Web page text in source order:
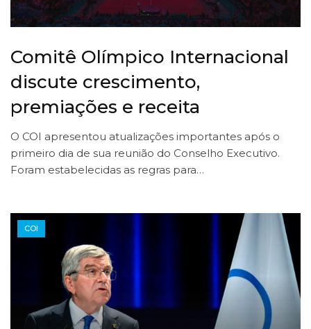
Comitê Olímpico Internacional
discute crescimento,
premiações e receita
O COI apresentou atualizações importantes após o
primeiro dia de sua reunião do Conselho Executivo.
Foram estabelecidas as regras para…
COI